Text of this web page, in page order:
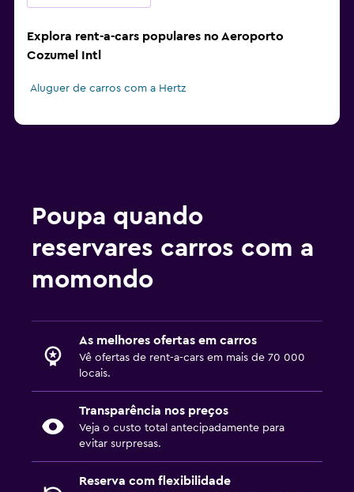
Explora rent-a-cars populares no Aeroporto
Cozumel Intl
Aluguer de carros com a Hertz
Poupa quando
reservares carros com a
momondo
As melhores ofertas em carros
Vê ofertas de rent-a-cars em mais de 70 000
locais.
Transparência nos preços
Veja o custo total antecipadamente para
evitar surpresas.
Reserva com flexibilidade